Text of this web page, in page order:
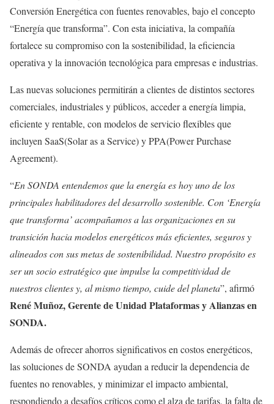
Conversión Energética con fuentes renovables, bajo el concepto
“Energía que transforma”. Con esta iniciativa, la compañía
fortalece su compromiso con la sostenibilidad, la eficiencia
operativa y la innovación tecnológica para empresas e industrias.
Las nuevas soluciones permitirán a clientes de distintos sectores
comerciales, industriales y públicos, acceder a energía limpia,
eficiente y rentable, con modelos de servicio flexibles que
incluyen SaaS(Solar as a Service) y PPA(Power Purchase
Agreement).
“En SONDA entendemos que la energía es hoy uno de los
principales habilitadores del desarrollo sostenible. Con ‘Energía
que transforma’ acompañamos a las organizaciones en su
transición hacia modelos energéticos más eficientes, seguros y
alineados con sus metas de sostenibilidad. Nuestro propósito es
ser un socio estratégico que impulse la competitividad de
nuestros clientes y, al mismo tiempo, cuide del planeta”, afirmó
René Muñoz, Gerente de Unidad Plataformas y Alianzas en
SONDA.
Además de ofrecer ahorros significativos en costos energéticos,
las soluciones de SONDA ayudan a reducir la dependencia de
fuentes no renovables, y minimizar el impacto ambiental,
respondiendo a desafíos críticos como el alza de tarifas, la falta de